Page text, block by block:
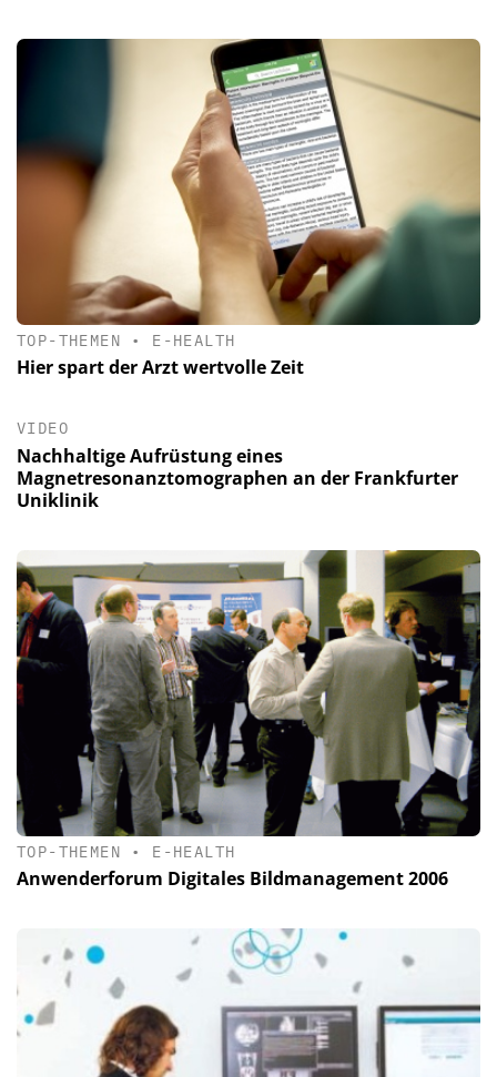
TOP-THEMEN • E-HEALTH
Hier spart der Arzt wertvolle Zeit
VIDEO
Nachhaltige Aufrüstung eines
Magnetresonanztomographen an der Frankfurter
Uniklinik
TOP-THEMEN • E-HEALTH
Anwenderforum Digitales Bildmanagement 2006